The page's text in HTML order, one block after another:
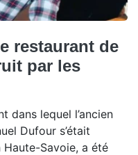
restaurant de
par les
dans lequel l’ancien
Dufour s’était
Savoie, a été